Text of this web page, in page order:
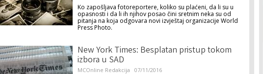
Ko zapošljava fotoreportere, koliko su plaćeni, da li su u
opasnosti i da li ih njihov posao čini sretnim neka su od
pitanja na koja odgovara novi izvještaj organizacije World
Press Photo.
New York Times: Besplatan pristup tokom
izbora u SAD
MCOnline Redakcija 07/11/2016